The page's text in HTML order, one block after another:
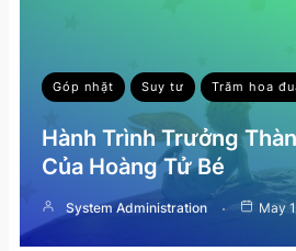
Góp nhặt Suy tư Trăm hoa
Hành Trình Trưởng
Của Hoàng Tử Bé
System Administration May